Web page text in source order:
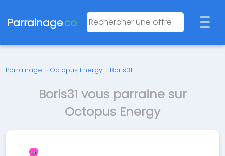
Parrainage.co
Parrainage › Octopus Energy › Boris31
Boris31 vous parraine sur
Octopus Energy